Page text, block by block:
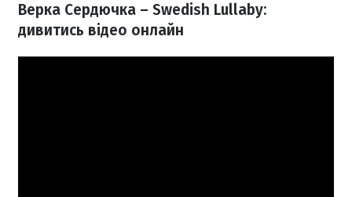
Верка Сердючка – Swedish Lullaby:
дивитись відео онлайн